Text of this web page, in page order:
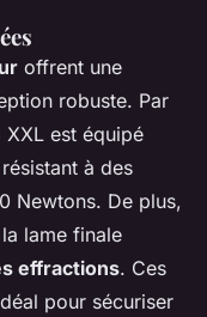
offrent une
robuste. Par
XXL est équipé
à des
Newtons. De plus,
lame finale
effractions. Ces
pour sécuriser